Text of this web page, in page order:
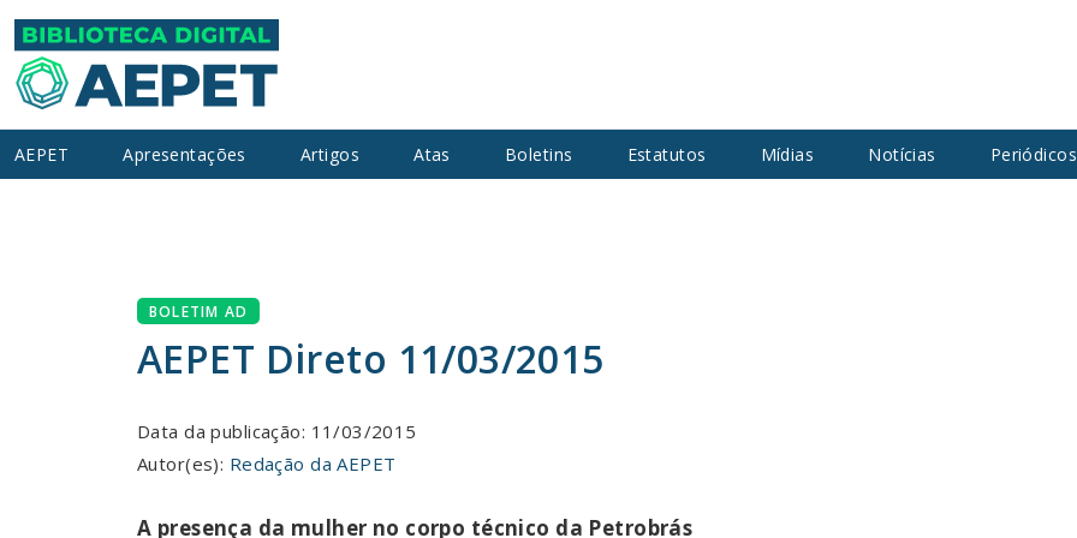
AEPET Apresentações Artigos Atas Boletins Estatutos Mídias Notícias Periódicos
BOLETIM AD
AEPET Direto 11/03/2015
Data da publicação: 11/03/2015
Autor(es): Redação da AEPET
A presença da mulher no corpo técnico da Petrobrás